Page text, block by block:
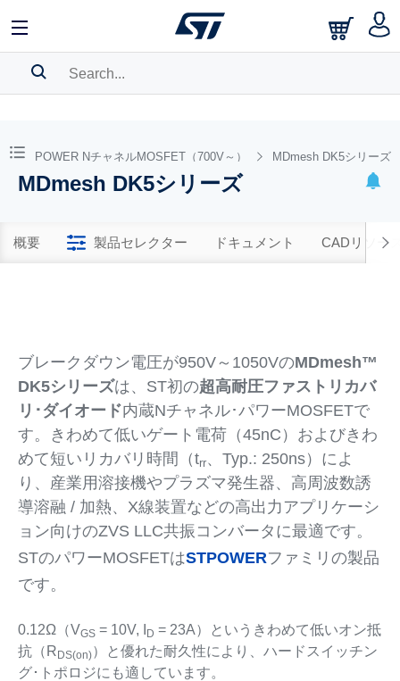
BOOKMARK
Pleaselog into show your saved searches.
STPOWER NチャネルMOSFET（700V～） MDmesh DK5シリーズ
MDmesh DK5シリーズ
概要 製品セレクター ドキュメント CADリソー
ブレークダウン電圧が950V～1050VのMDmesh™
DK5シリーズは、ST初の超高耐圧ファストリカバ
リ･ダイオード内蔵Nチャネル･パワーMOSFETで
す。きわめて低いゲート電荷（45nC）およびきわ
めて短いリカバリ時間（trr、Typ.: 250ns）によ
り、産業用溶接機やプラズマ発生器、高周波数誘
導溶融 / 加熱、X線装置などの高出力アプリケーシ
ョン向けのZVS LLC共振コンバータに最適です。
STのパワーMOSFETはSTPOWERファミリの製品
です。
0.12Ω（VGS = 10V, I D = 23A）というきわめて低いオン抵
抗（R DS(on)）と優れた耐久性により、ハードスイッチン
グ･トポロジにも適しています。